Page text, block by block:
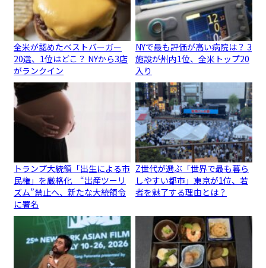
全米が認めたベストバーガー
20選、1位はどこ？ NYから3店
がランクイン
NYで最も評価が高い病院は？ 3
施設が州内1位、全米トップ20
入り
トランプ大統領「出生による市
民権」を厳格化 “出産ツーリ
ズム”禁止へ、新たな大統領令
に署名
Z世代が選ぶ「世界で最も暮ら
しやすい都市」東京が1位、若
者を魅了する理由とは？